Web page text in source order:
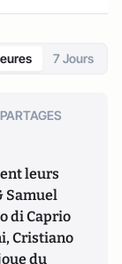
7 Jours
leurs
Samuel
di Caprio
Cristiano
du